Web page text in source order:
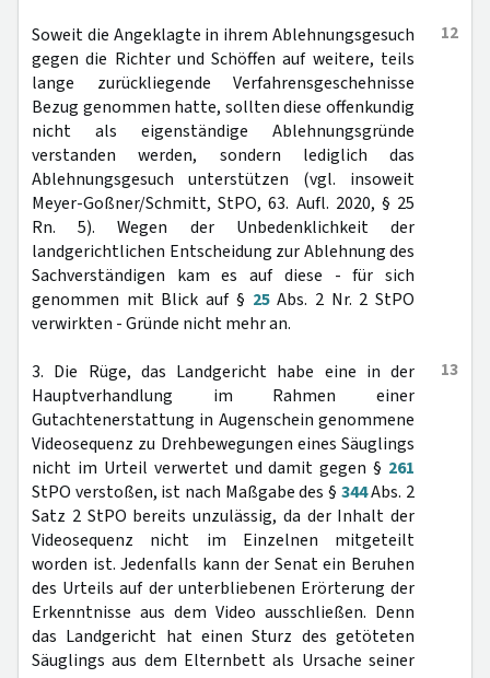
12
Soweit die Angeklagte in ihrem Ablehnungsgesuch
gegen die Richter und Schöffen auf weitere, teils
lange zurückliegende Verfahrensgeschehnisse
Bezug genommen hatte, sollten diese offenkundig
nicht als eigenständige Ablehnungsgründe
verstanden werden, sondern lediglich das
Ablehnungsgesuch unterstützen (vgl. insoweit
Meyer-Goßner/Schmitt, StPO, 63. Aufl. 2020, § 25
Rn. 5). Wegen der Unbedenklichkeit der
landgerichtlichen Entscheidung zur Ablehnung des
Sachverständigen kam es auf diese - für sich
genommen mit Blick auf § 25Abs. 2 Nr. 2 StPO
verwirkten - Gründe nicht mehr an.
13
3. Die Rüge, das Landgericht habe eine in der
Hauptverhandlung im Rahmen einer
Gutachtenerstattung in Augenschein genommene
Videosequenz zu Drehbewegungen eines Säuglings
nicht im Urteil verwertet und damit gegen § 261
StPO verstoßen, ist nach Maßgabe des § 344Abs. 2
Satz 2 StPO bereits unzulässig, da der Inhalt der
Videosequenz nicht im Einzelnen mitgeteilt
worden ist. Jedenfalls kann der Senat ein Beruhen
des Urteils auf der unterbliebenen Erörterung der
Erkenntnisse aus dem Video ausschließen. Denn
das Landgericht hat einen Sturz des getöteten
Säuglings aus dem Elternbett als Ursache seiner